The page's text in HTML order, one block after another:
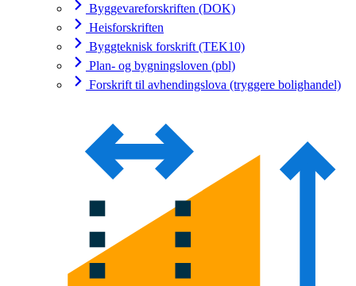
Byggevareforskriften (DOK)
Heisforskriften
Byggteknisk forskrift (TEK10)
Plan- og bygningsloven (pbl)
Forskrift til avhendingslova (tryggere bolighandel)